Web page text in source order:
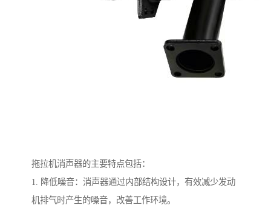
拖拉机消声器的主要特点包括：
1. 降低噪音：消声器通过内部结构设计，有效减少发动
机排气时产生的噪音，改善工作环境。